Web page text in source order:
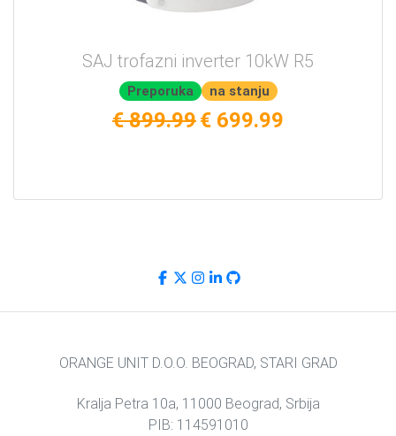
SAJ trofazni inverter 10kW R5
Preporuka na stanju
€ 899.99€ 699.99
ORANGE UNIT D.O.O. BEOGRAD, STARI GRAD
Kralja Petra 10a, 11000 Beograd, Srbija
PIB: 114591010